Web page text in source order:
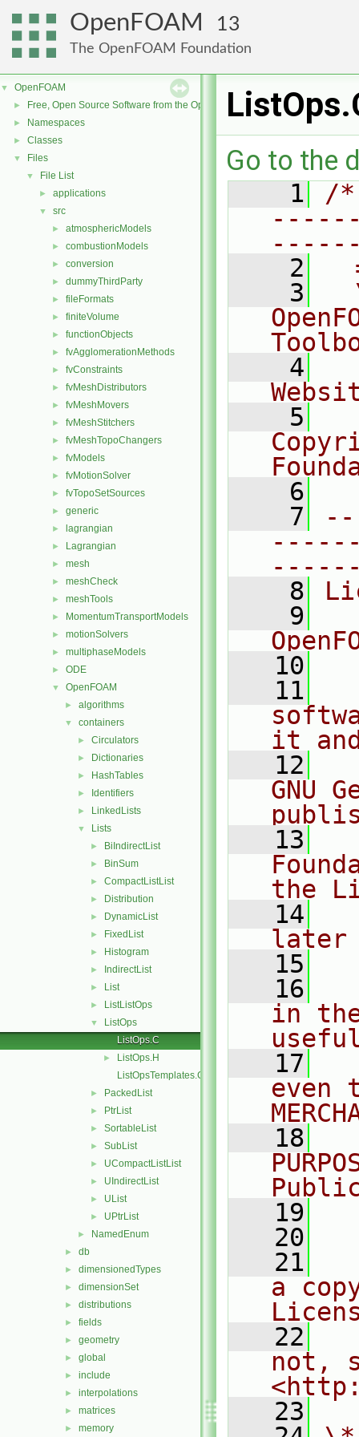
OpenFOAM 13
The OpenFOAM Foundation
▼ OpenFOAM
► Free, Open Source Software from the OpenFOAM Foundation
► Namespaces
► Classes
▼ Files
▼ File List
► applications
▼ src
► atmosphericModels
► combustionModels
► conversion
► dummyThirdParty
► fileFormats
► finiteVolume
► functionObjects
► fvAgglomerationMethods
► fvConstraints
► fvMeshDistributors
► fvMeshMovers
► fvMeshStitchers
► fvMeshTopoChangers
► fvModels
► fvMotionSolver
► fvTopoSetSources
► generic
► lagrangian
► Lagrangian
► mesh
► meshCheck
► meshTools
► MomentumTransportModels
► motionSolvers
► multiphaseModels
► ODE
▼ OpenFOAM
► algorithms
▼ containers
► Circulators
► Dictionaries
► HashTables
► Identifiers
► LinkedLists
▼ Lists
► BiIndirectList
► BinSum
► CompactListList
► Distribution
► DynamicList
► FixedList
► Histogram
► IndirectList
► List
► ListListOps
▼
ListOps
ListOps.C
►
ListOps.H
ListOpsTemplates.C
► PackedList
► PtrList
► SortableList
► SubList
► UCompactListList
► UIndirectList
► UList
► UPtrList
► NamedEnum
► db
► dimensionedTypes
► dimensionSet
► distributions
► fields
► geometry
► global
► include
► interpolations
► matrices
► memory
Go to the
    1
/
    2
    3
    4
    5
    6
    7
    8
    9
   10
   11
it
   12
GNU
   13
the
   14
later
   15
   16
in
   17
even
   18
   19
   20
   21
a
   22
not,
   23